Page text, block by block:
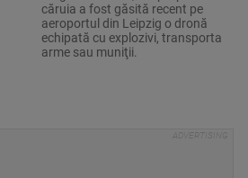
căruia a fost găsită recent pe
aeroportul din Leipzig o dronă
echipată cu explozivi, transporta
arme sau muniţii.